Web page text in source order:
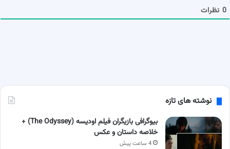
0 نظرات
نوشته های تازه
بیوگرافی بازیگران فیلم اودیسه (The Odyssey) +
خلاصه داستان و عکس
4 ساعت پیش